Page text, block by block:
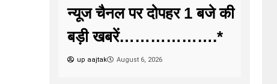
न्यूज चैनल पर दोपहर 1 बजे की
बड़ी खबरें……………….*
up aajtak August 6, 2026